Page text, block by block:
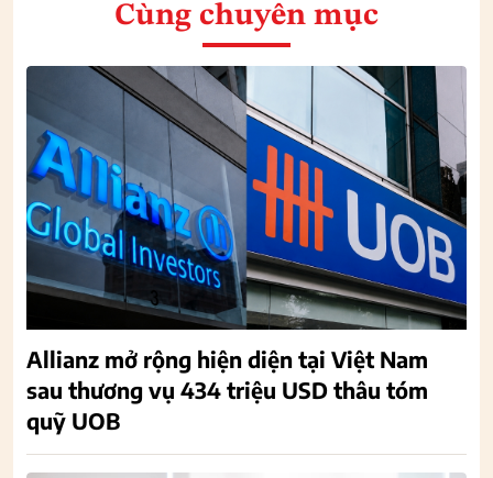
Cùng chuyên mục
Allianz mở rộng hiện diện tại Việt Nam
sau thương vụ 434 triệu USD thâu tóm
quỹ UOB